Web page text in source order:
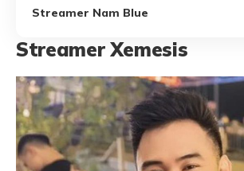
Streamer Nam Blue
Streamer Xemesis